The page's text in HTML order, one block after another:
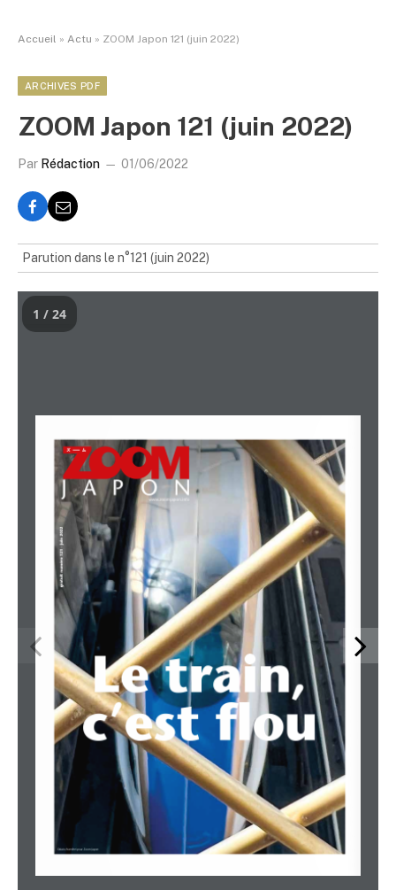
Accueil » Actu » ZOOM Japon 121 (juin 2022)
ARCHIVES PDF
ZOOM Japon 121 (juin 2022)
Par Rédaction 01/06/2022
Parution dans le n°121 (juin 2022)
1 / 24